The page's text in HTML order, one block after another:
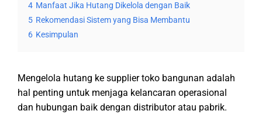
4 Manfaat Jika Hutang Dikelola dengan Baik
5 Rekomendasi Sistem yang Bisa Membantu
6 Kesimpulan
Mengelola hutang ke supplier toko bangunan adalah
hal penting untuk menjaga kelancaran operasional
dan hubungan baik dengan distributor atau pabrik.